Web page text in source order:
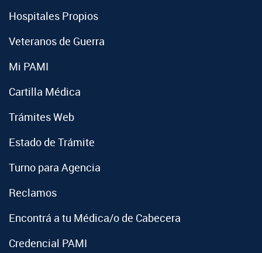
Hospitales Propios
Veteranos de Guerra
Mi PAMI
Cartilla Médica
Trámites Web
Estado de Trámite
Turno para Agencia
Reclamos
Encontrá a tu Médica/o de Cabecera
Credencial PAMI